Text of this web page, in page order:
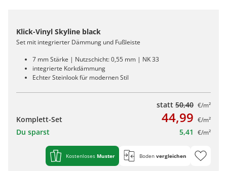
Klick-Vinyl Skyline black
Set mit integrierter Dämmung und Fußleiste
7 mm Stärke | Nutzschicht: 0,55 mm | NK 33
integrierte Korkdämmung
Echter Steinlook für modernen Stil
statt 50,40 €/m²
Komplett-Set 44,99 €/m²
Du sparst 5,41 €/m²
Kostenloses Muster Boden vergleichen